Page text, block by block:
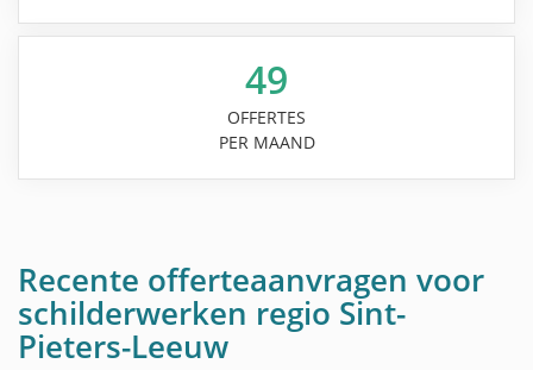
49
OFFERTES
PER MAAND
Recente offerteaanvragen voor
schilderwerken regio Sint-
Pieters-Leeuw